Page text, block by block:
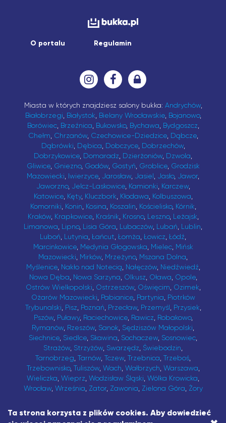
O portalu Regulamin
Miasta w których znajdziesz salony bukka: Andrychów,
Białobrzegi, Białystok, Bielany Wrocławskie, Bojanowo,
Borówiec, Brzeźnica, Bukowsko, Bychawa, Bydgoszcz,
Chełm, Chrzanów, Czechowice-Dziedzice, Dąbcze,
Dąbrówki, Dębica, Dobczyce, Dobrzechów,
Dobrzykowice, Domaradz, Dzierżoniów, Dzwola,
Gliwice, Gniezno, Godów, Gostyń, Groblice, Grodzisk
Mazowiecki, Iwierzyce, Jarosław, Jasiel, Jasło, Jawor,
Jaworzno, Jelcz-Laskowice, Kamionki, Karczew,
Katowice, Kęty, Kluczbork, Kłodawa, Kolbuszowa,
Komorniki, Konin, Kosina, Koszalin, Kościelisko, Kórnik,
Kraków, Krapkowice, Kraśnik, Krosno, Leszno, Leżajsk,
Limanowa, Lipno, Lisia Góra, Lubaczów, Lubań, Lublin,
Luboń, Lutynia, Łańcut, Łomża, Łowicz, Łódź,
Marcinkowice, Medynia Głogowska, Mielec, Mińsk
Mazowiecki, Mirków, Mrzeżyno, Mszana Dolna,
Myślenice, Nakło nad Notecią, Nałęczów, Niedźwiedź,
Nowa Dęba, Nowa Sarzyna, Olkusz, Oława, Opole,
Ostrów Wielkopolski, Ostrzeszów, Oświęcim, Ozimek,
Ożarów Mazowiecki, Pabianice, Partynia, Piotrków
Trybunalski, Pisz, Poznań, Przecław, Przemyśl, Przysiek,
Pszów, Puławy, Raciechowice, Rawicz, Robakowo,
Rymanów, Rzeszów, Sanok, Sędziszów Małopolski,
Siechnice, Siedlce, Skawina, Sochaczew, Sosnowiec,
Strażów, Strzyżów, Swarzędz, Świebodzin,
Tarnobrzeg, Tarnów, Tczew, Trzebnica, Trzeboś,
Trzebownisko, Tuliszów, Wach, Wałbrzych, Warszawa,
Wieliczka, Wieprz, Wodzisław Śląski, Wólka Krowicka,
Wrocław, Września, Zator, Zawonia, Zielona Góra, Żory
Wszelkie prawa zastrzeżone.
Ta strona korzysta z plików cookies. Aby dowiedzieć